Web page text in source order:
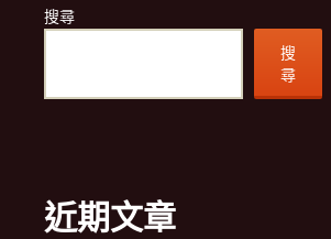
搜尋
搜
尋
近期文章